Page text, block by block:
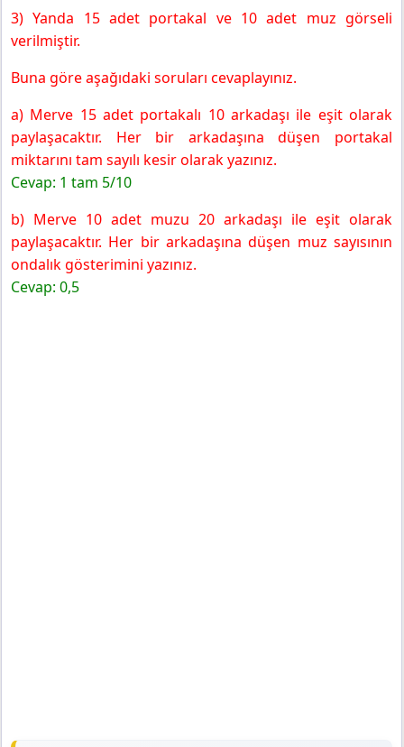
3) Yanda 15 adet portakal ve 10 adet muz görseli
verilmiştir.
Buna göre aşağıdaki soruları cevaplayınız.
a) Merve 15 adet portakalı 10 arkadaşı ile eşit olarak
paylaşacaktır. Her bir arkadaşına düşen portakal
miktarını tam sayılı kesir olarak yazınız.
Cevap: 1 tam 5/10
b) Merve 10 adet muzu 20 arkadaşı ile eşit olarak
paylaşacaktır. Her bir arkadaşına düşen muz sayısının
ondalık gösterimini yazınız.
Cevap: 0,5